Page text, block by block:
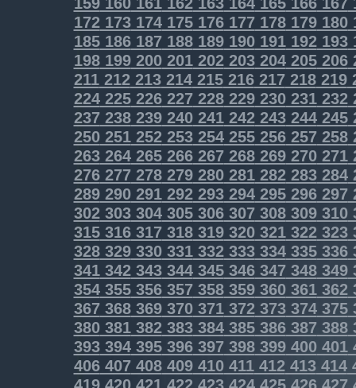
172173174175176177178179180
185186187188189190191192193
198199200201202203204205206
211212213214215216217218219
224225226227228229230231232
237238239240241242243244245
250251252253254255256257258
263264265266267268269270271
276277278279280281282283284
289290291292293294295296297
302303304305306307308309310
315316317318319320321322323
328329330331332333334335336
341342343344345346347348349
354355356357358359360361362
367368369370371372373374375
380381382383384385386387 388
393394395396397398399400401
406407408409410411412413414